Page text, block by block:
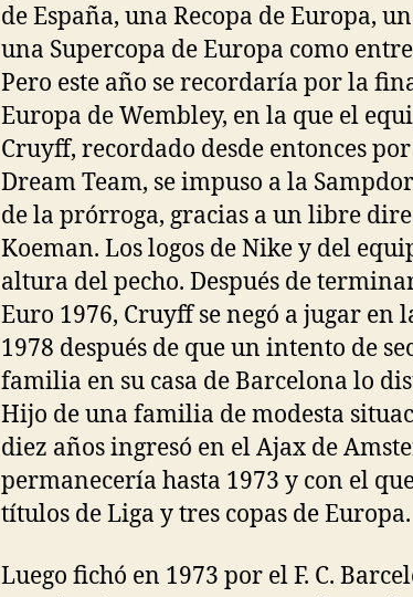
de España, una Recopa de Europa,
una Supercopa de Europa como
Pero este año se recordaría por la
Europa de Wembley, en la que el
Cruyff, recordado desde entonces
Dream Team, se impuso a la
de la prórroga, gracias a un libre
Koeman. Los logos de Nike y del
altura del pecho. Después de
Euro 1976, Cruyff se negó a jugar en
1978 después de que un intento de
familia en su casa de Barcelona lo
Hijo de una familia de modesta
diez años ingresó en el Ajax de
permanecería hasta 1973 y con el
títulos de Liga y tres copas de Europa.
Luego fichó en 1973 por el F. C.